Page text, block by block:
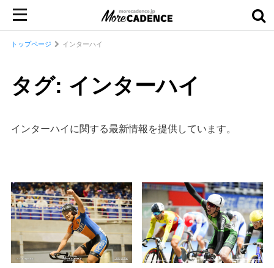
トップページ インターハイ
タグ: インターハイ
インターハイに関する最新情報を提供しています。